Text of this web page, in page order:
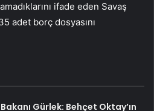
ifade eden Savaş
adet borç dosyasını
Gürlek: Behçet Oktay’ın